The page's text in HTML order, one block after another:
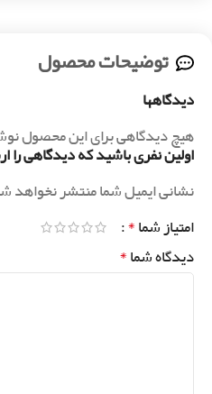
توضیحات محصول
دیدگاهها
هیچ دیدگاهی برای این محصول
اولین نفری باشید که دیدگاهی را ارسال می کنید
نشانی ایمیل شما منتشر نخواهد
امتیاز شما*
دیدگاه شما*